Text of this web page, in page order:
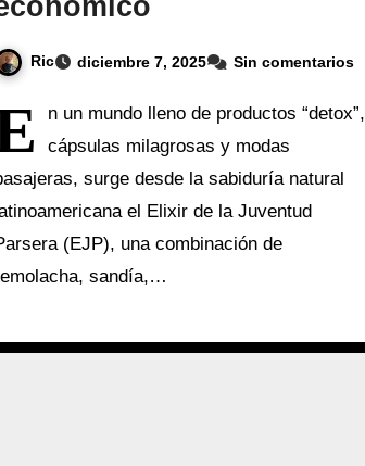
Ric diciembre 7, 2025 Sin comentarios
n un mundo lleno de productos “detox”,
cápsulas milagrosas y modas
surge desde la sabiduría natural
el Elixir de la Juventud
(EJP), una combinación de
sandía,…